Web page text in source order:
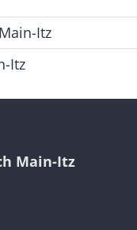
Itz
Itz
Main-Itz